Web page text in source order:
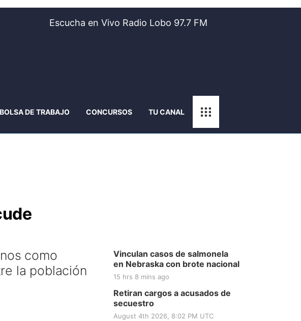
Escucha en Vivo Radio Lobo 97.7 FM
BOLSA DE TRABAJO CONCURSOS TU CANAL
como
la población
Vinculan casos de salmonela
en Nebraska con brote nacional
15 hrs 8 mins ago
Retiran cargos a acusados de
secuestro
August 4th 2026, 8:02 PM UTC